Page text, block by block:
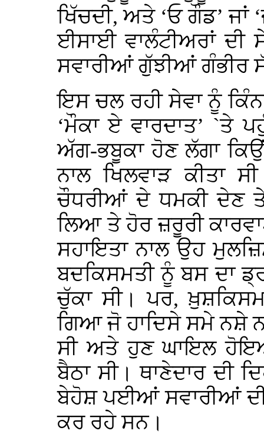
ਖਿੱਚਦੀ, ਅਤੇ ‘ਓ ਗੌਡ’ ਜਾਂ
ਈਸਾਈ ਵਾਲੰਟੀਅਰਾਂ
ਸਵਾਰੀਆਂ ਗੁੱਝੀਆਂ ਗੰਭੀਰ
ਇਸ ਚਲ ਰਹੀ ਸੇਵਾ ਨੂੰ
‘ਮੌਕਾ ਏ ਵਾਰਦਾਤ’ `ਤੇ
ਅੱਗ-ਭਬੂਕਾ ਹੋਣ ਲੱਗਾ
ਨਾਲ ਖਿਲਵਾੜ ਕੀਤਾ
ਚੌਧਰੀਆਂ ਦੇ ਧਮਕੀ
ਲਿਆ ਤੇ ਹੋਰ ਜ਼ਰੂਰੀ
ਸਹਾਇਤਾ ਨਾਲ ਉਹ
ਬਦਕਿਸਮਤੀ ਨੂੰ ਬਸ ਦਾ
ਚੁੱਕਾ ਸੀ। ਪਰ,
ਗਿਆ ਜੋ ਹਾਦਿਸੇ ਸਮੇ ਨਸ਼ੇ
ਸੀ ਅਤੇ ਹੁਣ ਘਾਇਲ
ਬੈਠਾ ਸੀ। ਥਾਣੇਦਾਰ ਦੀ
ਬੇਹੋਸ਼ ਪਈਆਂ ਸਵਾਰੀਆਂ
ਕਰ ਰਹੇ ਸਨ।